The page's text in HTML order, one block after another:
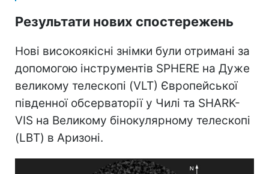
Результати нових спостережень
Нові високоякісні знімки були отримані за
допомогою інструментів SPHERE на Дуже
великому телескопі (VLT) Європейської
південної обсерваторії у Чилі та SHARK-
VIS на Великому бінокулярному телескопі
(LBT) в Аризоні.